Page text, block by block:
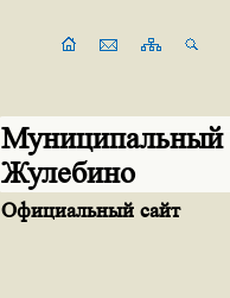
Муниципальный
Жулебино
Официальный сайт